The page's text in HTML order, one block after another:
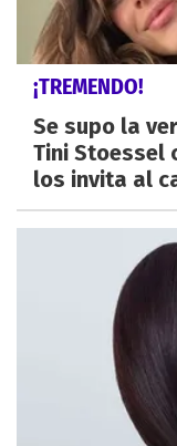
¡TREMENDO!
Se supo la
Tini Stoessel
los invita al